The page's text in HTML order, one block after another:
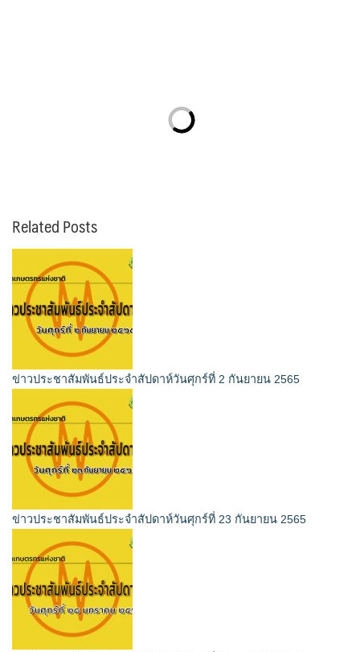
Related Posts
ข่าวประชาสัมพันธ์ประจำสัปดาห์วันศุกร์ที่ 2 กันยายน 2565
ข่าวประชาสัมพันธ์ประจำสัปดาห์วันศุกร์ที่ 23 กันยายน 2565